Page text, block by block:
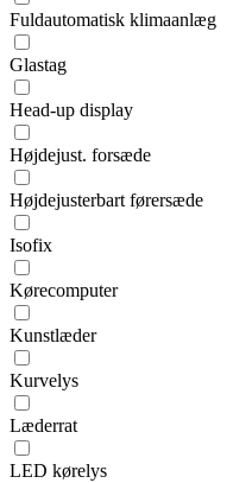
Fuldautomatisk klimaanlæg
Glastag
Head-up display
Højdejust. forsæde
Højdejusterbart førersæde
Isofix
Kørecomputer
Kunstlæder
Kurvelys
Læderrat
LED kørelys